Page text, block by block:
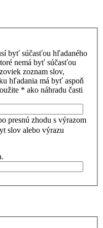
byť súčasťou hľadaného
nemá byť súčasťou
zoznam slov,
hľadania má byť aspoň
* ako náhradu časti
presnú zhodu s výrazom
slov alebo výrazu